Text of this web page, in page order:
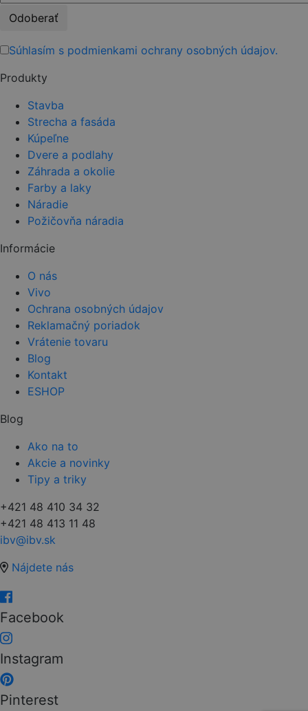
Please
this
empty.
Súhlasím s podmienkami ochrany osobných údajov.
Produkty
Stavba
Strecha a fasáda
Kúpeľne
Dvere a podlahy
Záhrada a okolie
Farby a laky
Náradie
Požičovňa náradia
Informácie
O nás
Vivo
Ochrana osobných údajov
Reklamačný poriadok
Vrátenie tovaru
Blog
Kontakt
ESHOP
Blog
Ako na to
Akcie a novinky
Tipy a triky
+421 48 410 34 32
+421 48 413 11 48
ibv@ibv.sk
Nájdete nás
Facebook
Instagram
Pinterest